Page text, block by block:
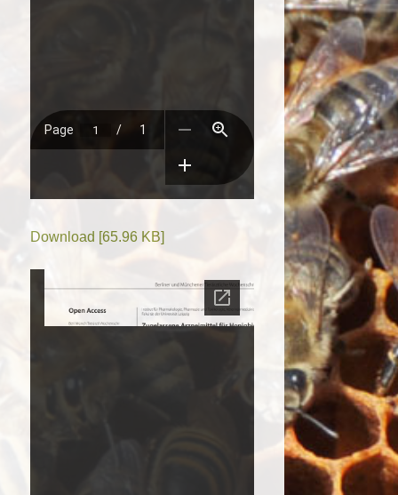
Download [65.96 KB]